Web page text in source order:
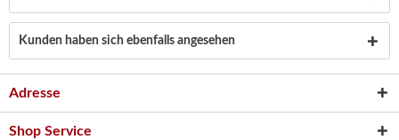
Kunden haben sich ebenfalls angesehen
Adresse
Shop Service